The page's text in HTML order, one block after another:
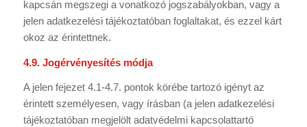
kapcsán megszegi a vonatkozó jogszabályokban, vagy a
jelen adatkezelési tájékoztatóban foglaltakat, és ezzel kárt
okoz az érintettnek.
4.9. Jogérvényesítés módja
A jelen fejezet 4.1-4.7. pontok körébe tartozó igényt az
érintett személyesen, vagy írásban (a jelen adatkezelési
tájékoztatóban megjelölt adatvédelmi kapcsolattartó